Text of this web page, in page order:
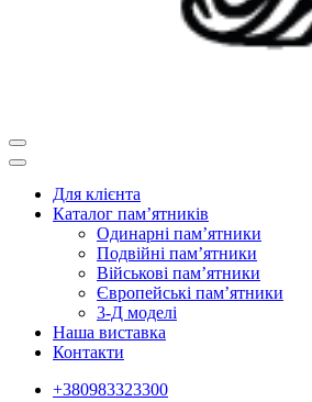
Для клієнта
Каталог пам’ятників
Одинарні пам’ятники
Подвійні пам’ятники
Військові пам’ятники
Європейські пам’ятники
3-Д моделі
Наша виставка
Контакти
+380983323300